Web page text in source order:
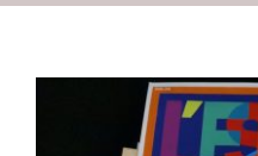
Contacto